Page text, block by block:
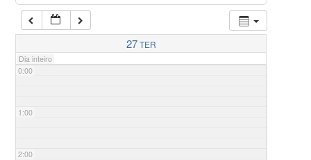
27TER
Dia inteiro
0:00
1:00
2:00